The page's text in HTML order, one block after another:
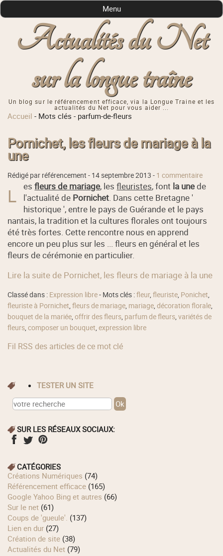
Actualités du Net
sur la longue traîne
Un blog sur le référencement efficace, via la Longue Traine et les
actualités du Net pour vous aider ...
Menu
Accueil - Mots clés - parfum-de-fleurs
Pornichet, les fleurs de mariage à la
une
Rédigé par référencement - 14 septembre 2013 - 1 commentaire
L esfleurs de mariage, lesfleuristes, font la unede
l'actualité de Pornichet. Dans cette Bretagne '
historique ', entre le pays de Guérande et le pays
nantais, la tradition et la cultures florales ont toujours
été très fortes. Cette rencontre nous en apprend
encore un peu plus sur les ... fleurs en général et les
fleurs de cérémonie en particulier.
Lire la suite de Pornichet, les fleurs de mariage à la une
Classé dans : Expression libre- Mots clés :fleur,fleuriste, Ponichet,
fleuriste à Pornichet,fleurs de mariage, mariage,décoration florale,
bouquet de la mariée,offrir des fleurs, parfum de fleurs,variétés de
fleurs,composer un bouquet,expression libre
Fil RSS des articles de ce mot clé
TESTER UN SITE
SUR LES RÉSEAUX SOCIAUX:
CATÉGORIES
Créations Numériques (74)
Référencement efficace (165)
Google Yahoo Bing et autres (66)
Sur le net (61)
Coups de 'gueule'. (137)
Lien en dur (27)
Création de site (38)
Actualités du Net (79)